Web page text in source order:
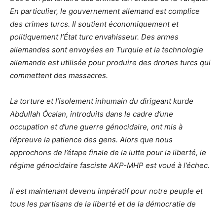
En particulier, le gouvernement allemand est complice
des crimes turcs. Il soutient économiquement et
politiquement l’État turc envahisseur. Des armes
allemandes sont envoyées en Turquie et la technologie
allemande est utilisée pour produire des drones turcs qui
commettent des massacres.
La torture et l’isolement inhumain du dirigeant kurde
Abdullah Öcalan, introduits dans le cadre d’une
occupation et d’une guerre génocidaire, ont mis à
l’épreuve la patience des gens. Alors que nous
approchons de l’étape finale de la lutte pour la liberté, le
régime génocidaire fasciste AKP-MHP est voué à l’échec.
Il est maintenant devenu impératif pour notre peuple et
tous les partisans de la liberté et de la démocratie de